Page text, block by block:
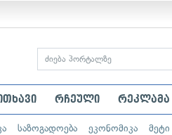
რჩეული რეკლამა
საზოგადოება ეკონომიკა მეტი